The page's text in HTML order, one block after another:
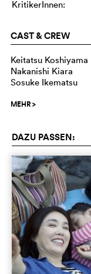
KritikerInnen:
CAST & CREW
Keitatsu Koshiyama
Nakanishi Kiara
Sosuke Ikematsu
MEHR>
DAZU PASSEN: